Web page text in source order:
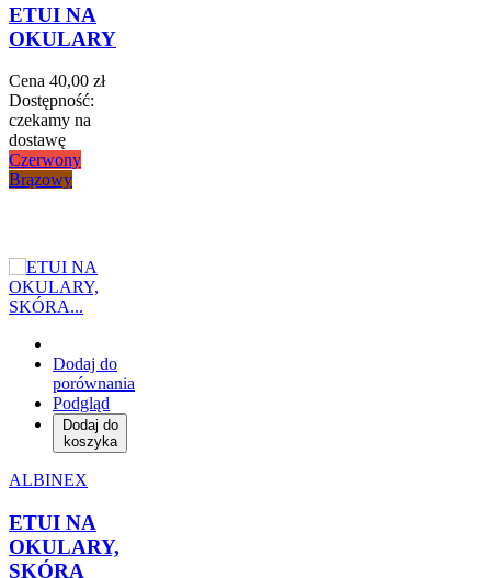
ETUI NA
OKULARY
Cena 40,00 zł
Dostępność:
czekamy na
dostawę
Czerwony
Brązowy
Dodaj do
porównania
Podgląd
Dodaj do
koszyka
ALBINEX
ETUI NA
OKULARY,
SKÓRA